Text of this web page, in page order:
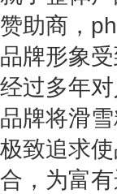
赞助商，
品牌形象
经过多年
品牌将滑
极致追求
合，为富